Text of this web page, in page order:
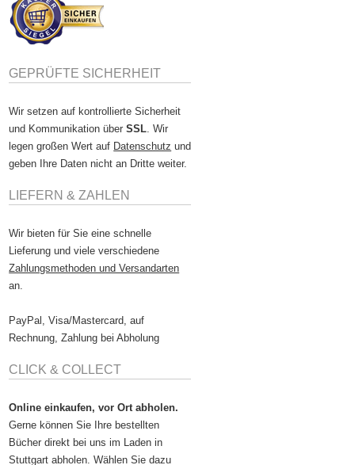
GEPRÜFTE SICHERHEIT
Wir setzen auf kontrollierte Sicherheit
und Kommunikation überSSL. Wir
legen großen Wert auf Datenschutz und
geben Ihre Daten nicht an Dritte weiter.
LIEFERN & ZAHLEN
Wir bieten für Sie eine schnelle
Lieferung und viele verschiedene
Zahlungsmethoden und Versandarten
an.
PayPal, Visa/Mastercard, auf
Rechnung, Zahlung bei Abholung
CLICK & COLLECT
Online einkaufen, vor Ort abholen.
Gerne können Sie Ihre bestellten
Bücher direkt bei uns im Laden in
Stuttgart abholen. Wählen Sie dazu